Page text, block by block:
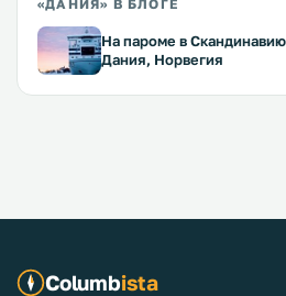
«ДАНИЯ» В БЛОГЕ
На пароме в
Дания, Норвегия
Columbista